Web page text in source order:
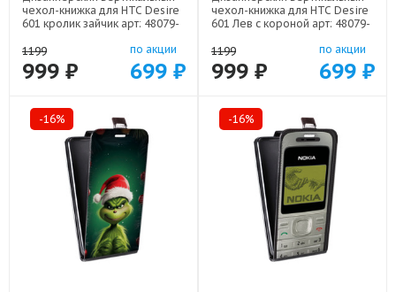
чехол-книжка для HTC Desire
601 кролик зайчик арт: 48079-
1199
999 ₽
по акции
699 ₽
чехол-книжка для HTC Desire
601 Лев с короной арт: 48079-
1199
999 ₽
по акции
699 ₽
-16% -16%